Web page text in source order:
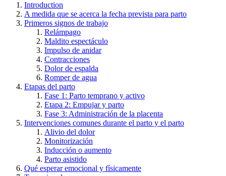
Introduction
A medida que se acerca la fecha prevista para parto
Primeros signos de trabajo
Relámpago
Maldito espectáculo
Impulso de anidar
Contracciones
Dolor de espalda
Romper de agua
Etapas del parto
Fase 1: Parto temprano y activo
Etapa 2: Empujar y parto
Fase 3: Administración de la placenta
Intervenciones comunes durante el parto y el parto
Alivio del dolor
Monitorización
Inducción o aumento
Parto asistido
Qué esperar emocional y físicamente